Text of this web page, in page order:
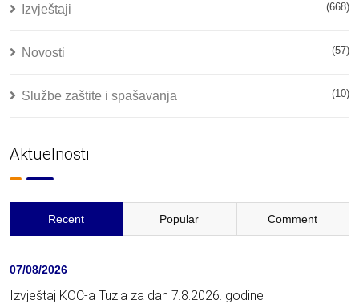
Izvještaji (668)
Novosti (57)
Službe zaštite i spašavanja (10)
Aktuelnosti
Recent Popular Comment
07/08/2026
Izvještaj KOC-a Tuzla za dan 7.8.2026. godine